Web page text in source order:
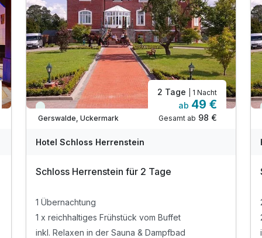
Viele Termine frei
Gerswalde, Uckermark
2 Tage | 1 Nacht
ab 49 €
Gesamt ab 98 €
Hotel Schloss Herrenstein
Schloss Herrenstein für 2 Tage
1 Übernachtung
1 x reichhaltiges Frühstück vom Buffet
inkl. Relaxen in der Sauna & Dampfbad